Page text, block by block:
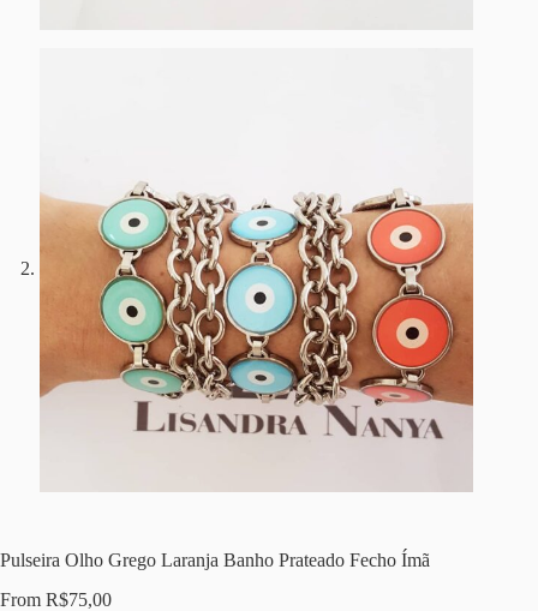
Pulseira Olho Grego Laranja Banho Prateado Fecho Ímã
From R$75,00